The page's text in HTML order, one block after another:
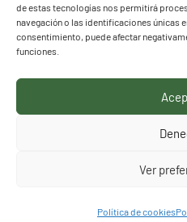
de estas tecnologías nos permitirá
navegación o las identificaciones únicas
consentimiento, puede afectar
funciones.
Ver
Política de cookies
DECIMOS,
QUE